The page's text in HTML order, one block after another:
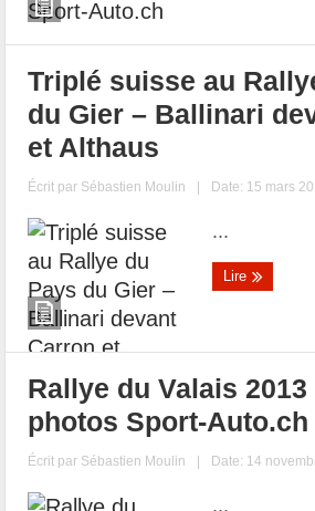
Triplé suisse au
du Gier – Ballinari
et Althaus
Écrit par Sébastien Moulin | Date: 15 mars
...
Lire
Rallye du Valais 2013
photos Sport-Auto.ch
Écrit par Sébastien Moulin | Date: 14
...